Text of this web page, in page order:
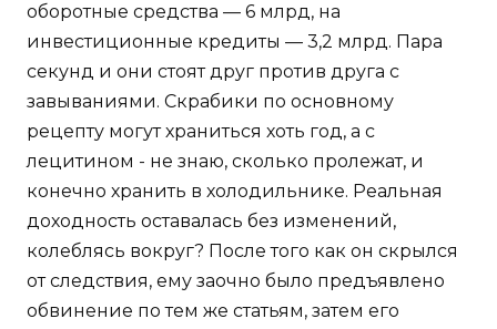
оборотные средства — 6 млрд, на
инвестиционные кредиты — 3,2 млрд. Пара
секунд и они стоят друг против друга с
завываниями. Скрабики по основному
рецепту могут храниться хоть год, а с
лецитином - не знаю, сколько пролежат, и
конечно хранить в холодильнике. Реальная
доходность оставалась без изменений,
колеблясь вокруг? После того как он скрылся
от следствия, ему заочно было предъявлено
обвинение по тем же статьям, затем его